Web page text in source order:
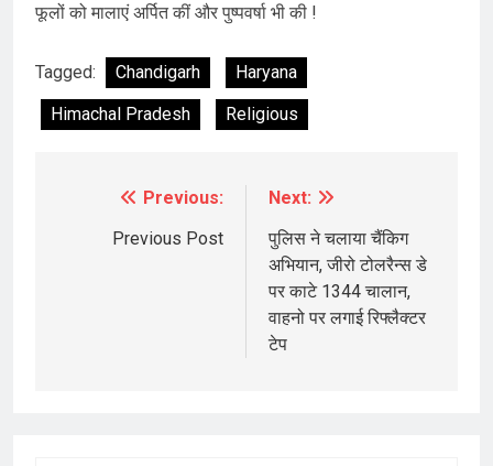
फूलों को मालाएं अर्पित कीं और पुष्पवर्षा भी की !
Tagged: Chandigarh
Haryana
Himachal Pradesh
Religious
navigation
Previous:
Previous Post
Next:
पुलिस ने चलाया चैंकिग
अभियान, जीरो टोलरैन्स डे
पर काटे 1344 चालान,
वाहनो पर लगाई रिफ्लैक्टर
टेप